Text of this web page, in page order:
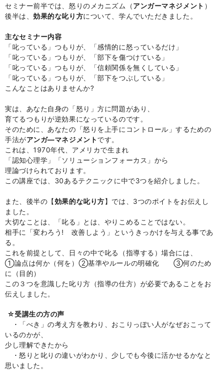
セミナー前半では、怒りのメカニズム（アンガーマネジメント ）
後半は、効果的な叱り方について、学んでいただきました。
主なセミナー内容
「叱っている」つもりが、「感情的に怒っているだけ」
「叱っている」つもりが、
「部下を傷つけている」
「叱っている」つもりが、
「信頼関係を無くしている」
「叱っている」つもりが、「部下をつぶしている」
こんなことはありませんか?
実は、あなた自身の「怒り」方に問題があり、
育てるつもりが逆効果になっているのです。
そのために、あなたの「怒りを上手にコン トロール」するための
手法がアンガ―マネジメントです。
これは、1970年代、アメリ カで生まれ
「認知心理学」「ソリューションフォ ーカス」から
理論づけられております。
この講座では、 30あるテクニックに中で3つを紹介しました。
また、後半の【効果的な叱り方】 では、3つのポイトをお伝えし
ました。
大切なことは、「叱る」とは、やりこめることではない。
相手に「変わろう! 改善 しよう」というきっかけを与える事であ
る。
これを前提として、日々の中で叱る（指導する）場合には、
①論点は何か（何を）②基準やルールの明確化 ③何のため
に（目的）
この３つを意識した叱り方（指導の仕方） が必要であることをお
伝えしました。
☆受講生の方の声
・「べき」の考え方を教わり、おこりっぽい人がなぜおこって
いるのかが、
少し理解できたから
・怒りと叱りの違いがわかり、少しでも今後に活かせるかなと
思いました。